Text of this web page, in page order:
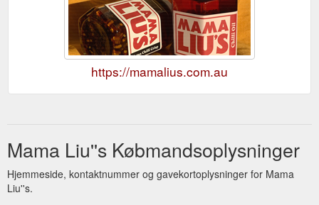
https://mamalius.com.au
Mama Liu''s Købmandsoplysninger
Hjemmeside, kontaktnummer og gavekortoplysninger for Mama
Liu''s.